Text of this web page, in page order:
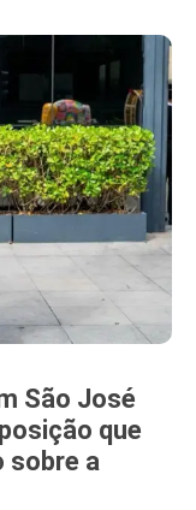
São José
que
sobre a